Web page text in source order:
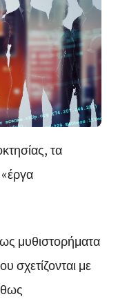
τα
μυθιστορήματα
σχετίζονται με